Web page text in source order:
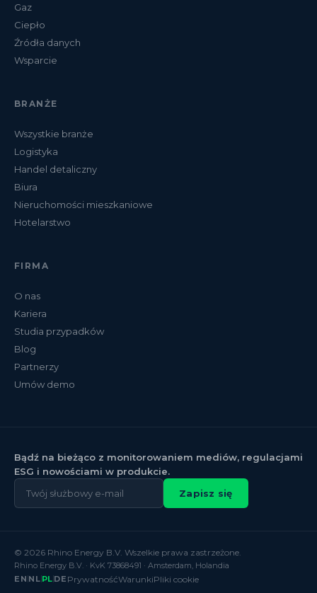
Gaz
Ciepło
Źródła danych
Wsparcie
BRANŻE
Wszystkie branże
Logistyka
Handel detaliczny
Biura
Nieruchomości mieszkaniowe
Hotelarstwo
FIRMA
O nas
Kariera
Studia przypadków
Blog
Partnerzy
Umów demo
Bądź na bieżąco z monitorowaniem mediów, regulacjami
ESG i nowościami w produkcie.
Zapisz się
© 2026 Rhino Energy B.V. Wszelkie prawa zastrzeżone.
Rhino Energy B.V. · KvK 73868491 · Amsterdam, Holandia
ENNLPLDE PrywatnośćWarunkiPliki cookie